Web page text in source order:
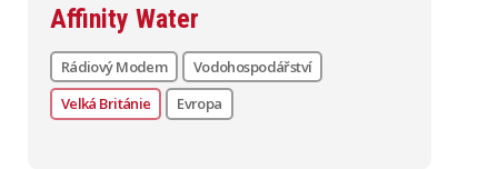
Affinity Water
Rádiový Modem
Vodohospodářství
Velká Británie
Evropa